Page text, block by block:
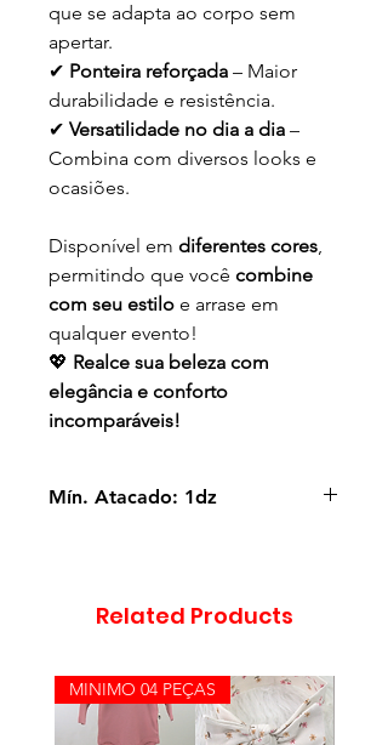
que se adapta ao corpo sem
apertar.
✔ Ponteira reforçada – Maior
durabilidade e resistência.
✔ Versatilidade no dia a dia –
Combina com diversos looks e
ocasiões.
Disponível em diferentes cores,
permitindo que você combine
com seu estilo e arrase em
qualquer evento!
💖 Realce sua beleza com
elegância e conforto
incomparáveis!
Mín. Atacado: 1dz
Related Products
MINIMO 04 PEÇAS